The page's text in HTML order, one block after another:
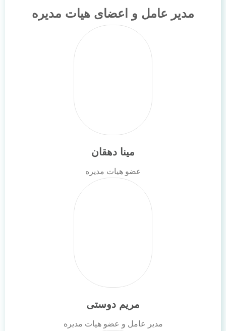
مدیر عامل و اعضای هیات مدیره
مینا دهقان
عضو هیات مدیره
مریم دوستی
مدیر عامل و عضو هیات مدیره